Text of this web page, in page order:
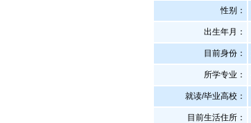
性别：
出生年月：
目前身份：
所学专业：
就读/毕业高校：
目前生活住所：